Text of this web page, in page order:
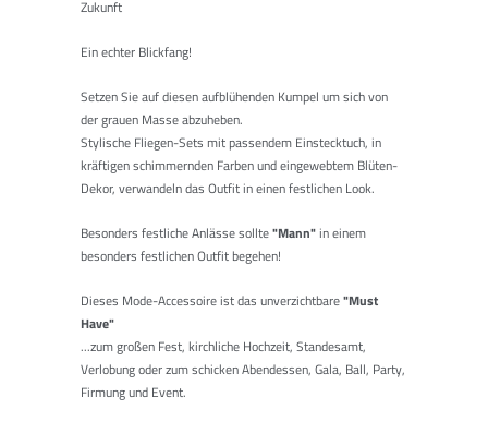
Zukunft
Ein echter Blickfang!
Setzen Sie auf diesen aufblühenden Kumpel um sich von
der grauen Masse abzuheben.
Stylische Fliegen-Sets mit passendem Einstecktuch, in
kräftigen schimmernden Farben und eingewebtem Blüten-
Dekor, verwandeln das Outfit in einen festlichen Look.
Besonders festliche Anlässe sollte"Mann"in einem
besonders festlichen Outfit begehen!
Dieses Mode-Accessoire ist das unverzichtbare"Must
Have"
...zum großen Fest, kirchliche Hochzeit, Standesamt,
Verlobung oder zum schicken Abendessen, Gala, Ball, Party,
Firmung und Event.